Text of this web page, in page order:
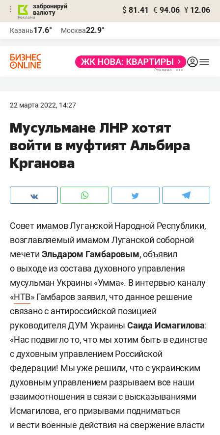
забронируй
валюту
$ 81.41 € 94.06 ¥ 12.06
Казань17.6° Москва22.9°
22 марта 2022, 14:27
Мусульмане ЛНР хотят
войти в муфтият Альбира
Крганова
Совет имамов Луганской Народной Республики,
возглавляемый имамом Луганской соборной
мечети Эльдаром Гамбаровым, объявил
о выходе из состава духовного управления
мусульман Украины «Умма». В интервью каналу
«НТВ» Гамбаров заявил, что данное решение
связано с антироссийской позицией
руководителя ДУМ УкраиныСаида Исмагилова:
«Нас подвигло то, что мы хотим быть в единстве
с духовным управлением Российской
Федерации! Мы уже решили, что с украинским
духовным управлением разрываем все наши
взаимоотношения в связи с высказываниями
Исмагилова, его призывами подниматься
и вести военные действия на свержение власти